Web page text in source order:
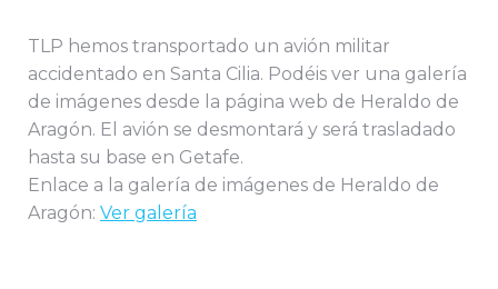
TLP hemos transportado un avión militar
accidentado en Santa Cilia. Podéis ver una galería
de imágenes desde la página web de Heraldo de
Aragón. El avión se desmontará y será trasladado
hasta su base en Getafe.
Enlace a la galería de imágenes de Heraldo de
Aragón: Ver galería